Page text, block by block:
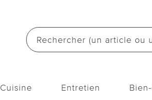
Cuisine Entretien